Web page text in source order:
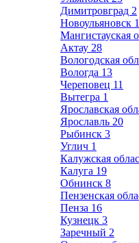
Димитровград 2
Новоульяновск 1
Мангистауская
Актау 28
Вологодская
Вологда 13
Череповец 11
Вытегра 1
Ярославская
Ярославль 20
Рыбинск 3
Углич 1
Калужская
Калуга 19
Обнинск 8
Пензенская
Пенза 16
Кузнецк 3
Заречный 2